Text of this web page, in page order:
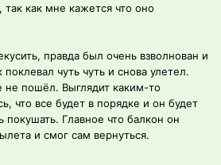
как мне кажется что оно
правда был очень взволнован и
чуть чуть и снова улетел.
пошёл. Выглядит каким-то
что все будет в порядке и он будет
Главное что балкон он
и смог сам вернуться.